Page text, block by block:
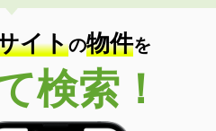
イトの物件を
検索！